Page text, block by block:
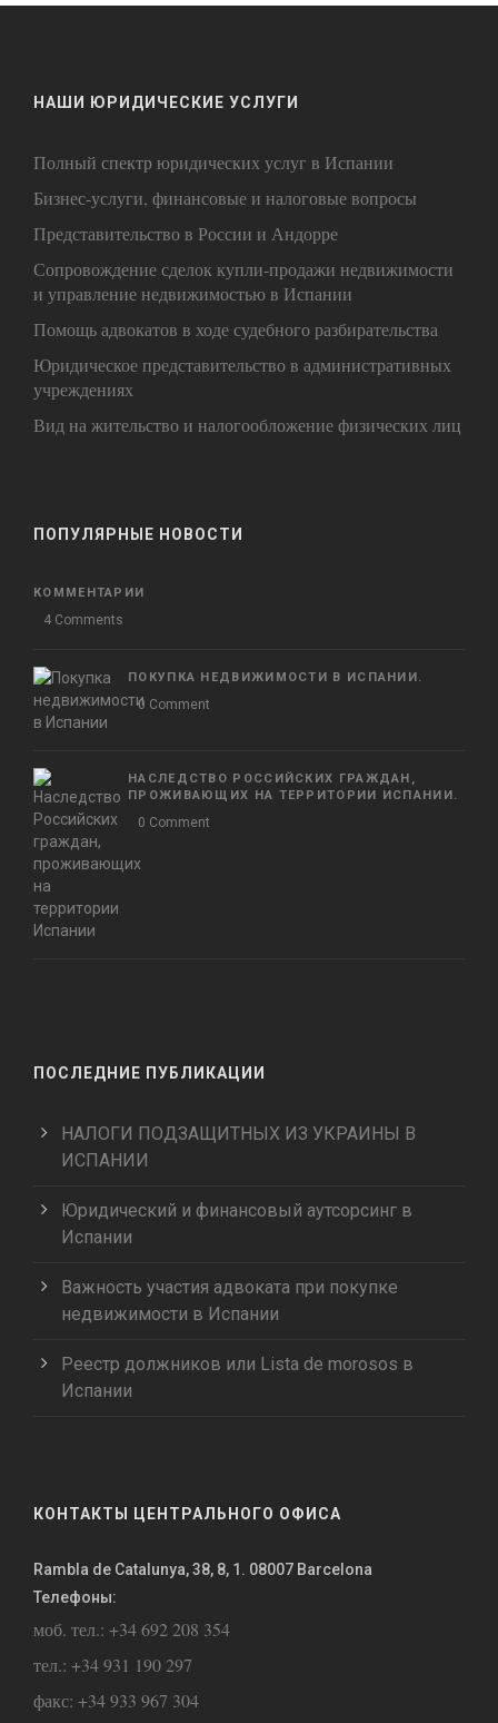
НАШИ ЮРИДИЧЕСКИЕ УСЛУГИ
Полный спектр юридических услуг в Испании
Бизнес-услуги, финансовые и налоговые вопросы
Представительство в России и Андорре
Сопровождение сделок купли-продажи недвижимости
и управление недвижимостью в Испании
Помощь адвокатов в ходе судебного разбирательства
Юридическое представительство в административных
учреждениях
Вид на жительство и налогообложение физических лиц
ПОПУЛЯРНЫЕ НОВОСТИ
КОММЕНТАРИИ
4 Comments
ПОКУПКА НЕДВИЖИМОСТИ В ИСПАНИИ.
0 Comment
НАСЛЕДСТВО РОССИЙСКИХ ГРАЖДАН,
ПРОЖИВАЮЩИХ НА ТЕРРИТОРИИ ИСПАНИИ.
0 Comment
ПОСЛЕДНИЕ ПУБЛИКАЦИИ
НАЛОГИ ПОДЗАЩИТНЫХ ИЗ УКРАИНЫ В
ИСПАНИИ
Юридический и финансовый аутсорсинг в
Испании
Важность участия адвоката при покупке
недвижимости в Испании
Реестр должников или Lista de morosos в
Испании
КОНТАКТЫ ЦЕНТРАЛЬНОГО ОФИСА
Rambla de Catalunya, 38, 8, 1. 08007 Barcelona
Телефоны:
моб. тел.: +34 692 208 354
тел.: +34 931 190 297
факс: +34 933 967 304